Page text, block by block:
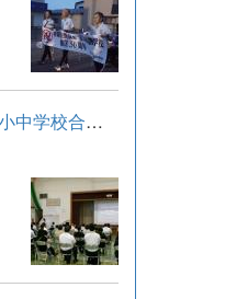
油川小中学校･北小中学校合同研修会